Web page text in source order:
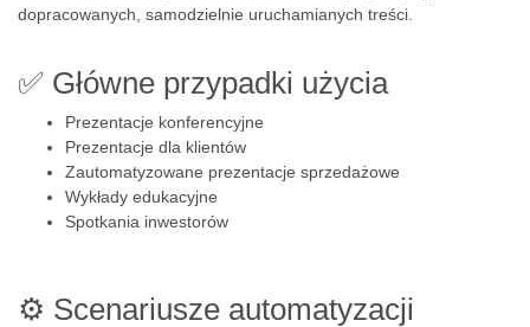
dopracowanych, samodzielnie uruchamianych treści.
✅ Główne przypadki użycia
Prezentacje konferencyjne
Prezentacje dla klientów
Zautomatyzowane prezentacje sprzedażowe
Wykłady edukacyjne
Spotkania inwestorów
⚙️ Scenariusze automatyzacji